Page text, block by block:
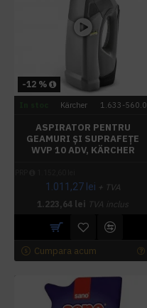
-12 %
Kärcher 1.633-560.0
ASPIRATOR PENTRU
GEAMURI ȘI SUPRAFEȚE
WVP 10 ADV, KÄRCHER
1.011,27 lei + TVA
1.223,64 lei TVA inclus
Cumpara acum